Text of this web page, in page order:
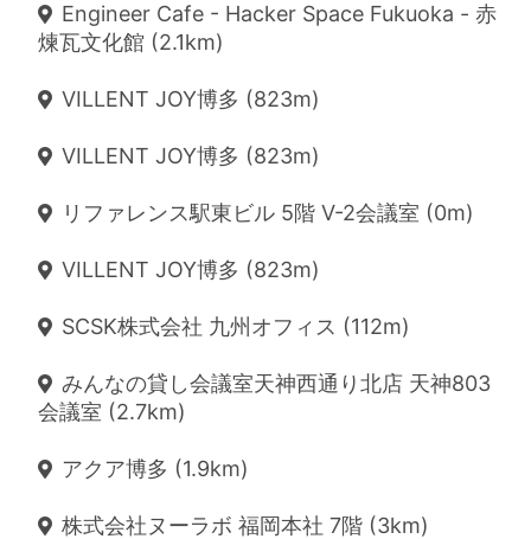
Engineer Cafe - Hacker Space Fukuoka - 赤
煉瓦文化館 (2.1km)
VILLENT JOY博多 (823m)
VILLENT JOY博多 (823m)
リファレンス駅東ビル 5階 V-2会議室 (0m)
VILLENT JOY博多 (823m)
SCSK株式会社 九州オフィス (112m)
みんなの貸し会議室天神西通り北店 天神803
会議室 (2.7km)
アクア博多 (1.9km)
株式会社ヌーラボ 福岡本社 7階 (3km)